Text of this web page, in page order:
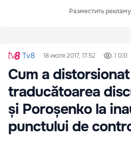
Разместить
Tv8 18 июля 2017, 17:52 1 031
Cum a distorsionat
traducătoarea
și Poroșenko la
punctului de